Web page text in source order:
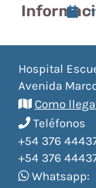
Hospital
Avenida
Como
Teléfonos
+54 376
+54 376
Whatsapp: